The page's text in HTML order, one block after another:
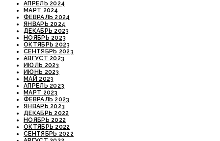
АПРЕЛЬ 2024
МАРТ 2024
ФЕВРАЛЬ 2024
ЯНВАРЬ 2024
ДЕКАБРЬ 2023
НОЯБРЬ 2023
ОКТЯБРЬ 2023
СЕНТЯБРЬ 2023
АВГУСТ 2023
ИЮЛЬ 2023
ИЮНЬ 2023
МАЙ 2023
АПРЕЛЬ 2023
МАРТ 2023
ФЕВРАЛЬ 2023
ЯНВАРЬ 2023
ДЕКАБРЬ 2022
НОЯБРЬ 2022
ОКТЯБРЬ 2022
СЕНТЯБРЬ 2022